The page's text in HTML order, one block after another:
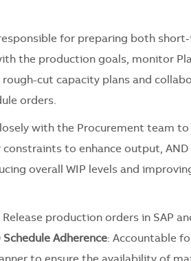
for preparing both
the production goals, monitor
rough-cut capacity plans and
orders.
with the Procurement team
to enhance output, AND
overall WIP levels and
Release production orders in SAP
Schedule Adherence: Accountable